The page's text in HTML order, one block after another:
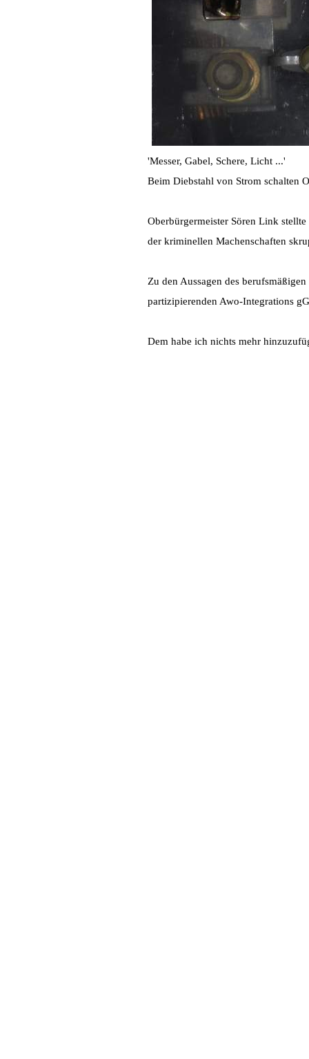
'Messer, Gabel, Schere, Licht ...'
Beim Diebstahl von Strom schalten
Oberbürgermeister Sören Link
der kriminellen Machenschaften
Zu den Aussagen des
partizipierenden Awo-Integrations
Dem habe ich nichts mehr